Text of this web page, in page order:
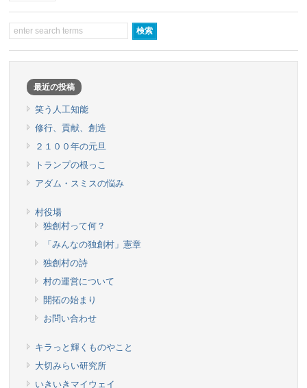
最近の投稿
笑う人工知能
修行、貢献、創造
２１００年の元旦
トランプの根っこ
アダム・スミスの悩み
村役場
独創村って何？
「みんなの独創村」憲章
独創村の詩
村の運営について
開拓の始まり
お問い合わせ
キラっと輝くものやこと
大切みらい研究所
いきいきマイウェイ